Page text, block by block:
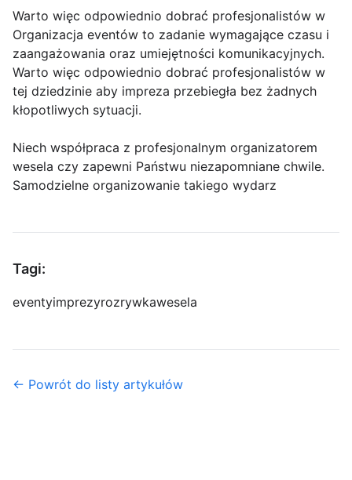
Warto więc odpowiednio dobrać profesjonalistów w
Organizacja eventów to zadanie wymagające czasu i
zaangażowania oraz umiejętności komunikacyjnych.
Warto więc odpowiednio dobrać profesjonalistów w
tej dziedzinie aby impreza przebiegła bez żadnych
kłopotliwych sytuacji.
Niech współpraca z profesjonalnym organizatorem
wesela czy zapewni Państwu niezapomniane chwile.
Samodzielne organizowanie takiego wydarz
Tagi:
eventyimprezyrozrywkawesela
← Powrót do listy artykułów